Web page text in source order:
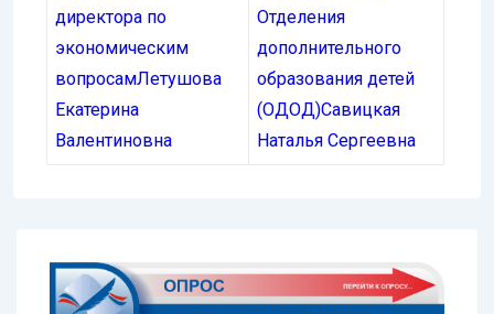
директора по
экономическим
вопросамЛетушова
Екатерина
Валентиновна
Отделения
дополнительного
образования детей
(ОДОД)Савицкая
Наталья Сергеевна